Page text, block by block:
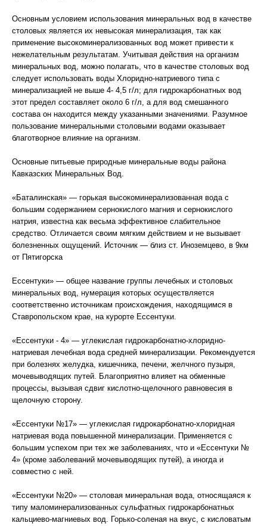
Основным условием использования минеральных вод в качестве
столовых является их невысокая минерализация, так как
применение высокоминерализованных вод может привести к
нежелательным результатам. Учитывая действия на организм
минеральных вод, можно полагать, что в качестве столовых вод
следует использовать воды Хлоридно-натриевого типа с
минерализацией не выше 4- 4,5 г/л; для гидрокарбонатных вод
этот предел составляет около 6 г/л, а для вод смешанного
состава он находится между указанными значениями. Разумное
пользование минеральными столовыми водами оказывает
благотворное влияние на организм.
Основные питьевые природные минеральные воды района
Кавказских Минеральных Вод.
«Баталинская» — горькая высокоминерализованная вода с
большим содержанием сернокислого магния и сернокислого
натрия, известна как весьма эффективное слабительное
средство. Отличается своим мягким действием и не вызывает
болезненных ощущений. Источник — близ ст. Иноземцево, в 9км
от Пятигорска
Ессентуки» — общее название группы лечебных и столовых
минеральных вод, нумерация которых осуществляется
соответственно источникам происхождения, находящимся в
Ставропольском крае, на курорте Ессентуки.
«Ессентуки - 4» — углекислая гидрокарбонатно-хлоридно-
натриевая лечебная вода средней минерализации. Рекомендуется
при болезнях желудка, кишечника, печени, желчного пузыря,
мочевыводящих путей. Благоприятно влияет на обменные
процессы, вызывая сдвиг кислотно-щелочного равновесия в
щелочную сторону.
«Ессентуки №17» — углекислая гидрокарбонатно-хлоридная
натриевая вода повышенной минерализации. Применяется с
большим успехом при тех же заболеваниях, что и «Ессентуки №
4» (кроме заболеваний мочевыводящих путей), а иногда и
совместно с ней.
«Ессентуки №20» — столовая минеральная вода, относящаяся к
типу маломинерализованных сульфатных гидрокарбонатных
кальциево-магниевых вод. Горько-соленая на вкус, с кисловатым